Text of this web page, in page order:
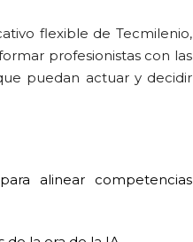
flexible de Tecmilenio,
profesionistas con las
puedan actuar y decidir
alinear competencias